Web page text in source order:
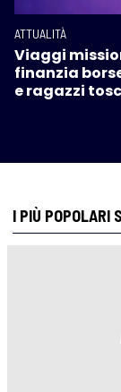
ATTUALITÀ
Viaggi
finanzia
e ragazzi
I PIÙ POPOLARI